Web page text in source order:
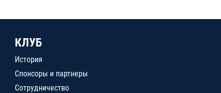
КЛУБ
История
Спонсоры и партнеры
Сотрудничество